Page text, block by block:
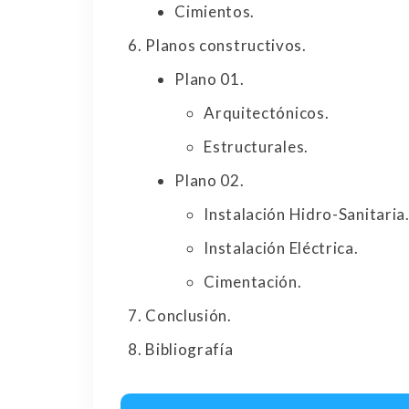
Cimientos.
Planos constructivos.
Plano 01.
Arquitectónicos.
Estructurales.
Plano 02.
Instalación Hidro-Sanitaria.
Instalación Eléctrica.
Cimentación.
Conclusión.
Bibliografía